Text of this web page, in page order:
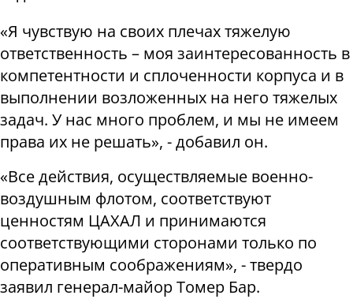
«Я чувствую на своих плечах тяжелую
ответственность – моя заинтересованность в
компетентности и сплоченности корпуса и в
выполнении возложенных на него тяжелых
задач. У нас много проблем, и мы не имеем
права их не решать», - добавил он.
«Все действия, осуществляемые военно-
воздушным флотом, соответствуют
ценностям ЦАХАЛ и принимаются
соответствующими сторонами только по
оперативным соображениям», - твердо
заявил генерал-майор Томер Бар.